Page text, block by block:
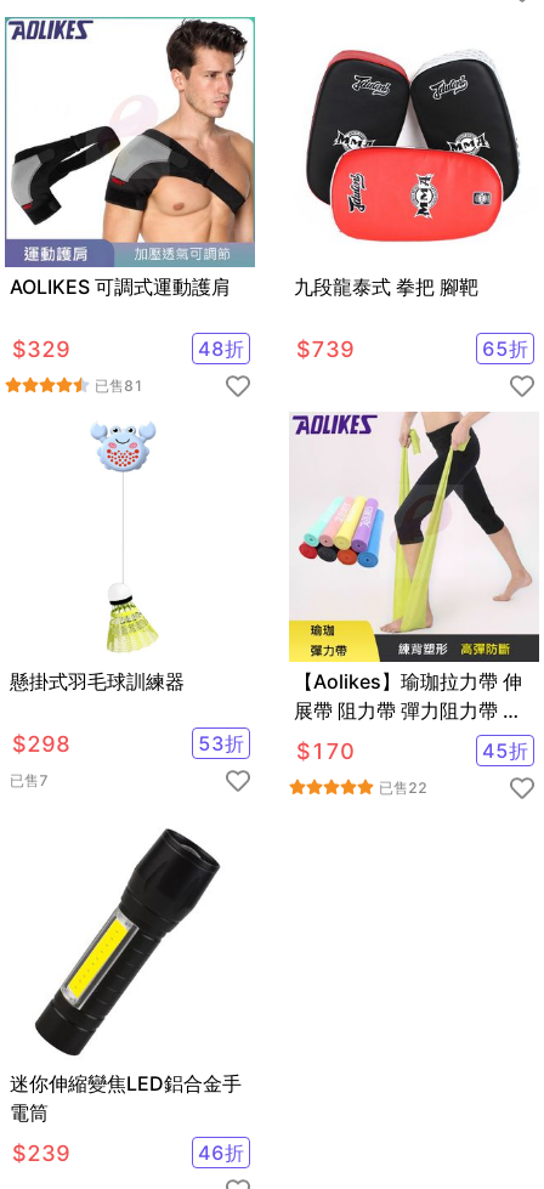
AOLIKES 可調式運動護肩
$329 48折
已售81
九段龍泰式 拳把 腳靶
$739 65折
懸掛式羽毛球訓練器
$298 53折
已售7
【Aolikes】瑜珈拉力帶 伸
展帶 阻力帶 彈力阻力帶 健
身阻力帶
$170 45折
已售22
迷你伸縮變焦LED鋁合金手
電筒
$239 46折